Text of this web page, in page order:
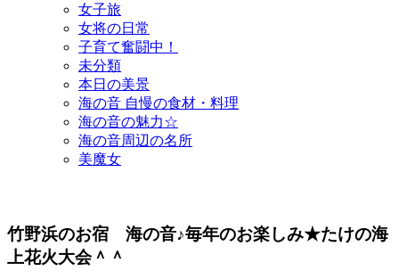
女子旅
女将の日常
子育て奮闘中！
未分類
本日の美景
海の音 自慢の食材・料理
海の音の魅力☆
海の音周辺の名所
美魔女
竹野浜のお宿 海の音♪毎年のお楽しみ★たけの海
上花火大会＾＾